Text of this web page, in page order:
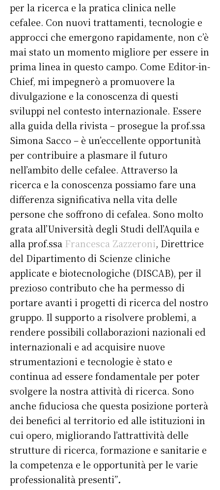
per la ricerca e la pratica clinica nelle
cefalee. Con nuovi trattamenti, tecnologie e
approcci che emergono rapidamente, non c’è
mai stato un momento migliore per essere in
prima linea in questo campo. Come Editor-in-
Chief, mi impegnerò a promuovere la
divulgazione e la conoscenza di questi
sviluppi nel contesto internazionale. Essere
alla guida della rivista – prosegue la prof.ssa
Simona Sacco – è un’eccellente opportunità
per contribuire a plasmare il futuro
nell’ambito delle cefalee. Attraverso la
ricerca e la conoscenza possiamo fare una
differenza significativa nella vita delle
persone che soffrono di cefalea. Sono molto
grata all’Università degli Studi dell’Aquila e
alla prof.ssa Francesca Zazzeroni, Direttrice
del Dipartimento di Scienze cliniche
applicate e biotecnologiche (DISCAB), per il
prezioso contributo che ha permesso di
portare avanti i progetti di ricerca del nostro
gruppo. Il supporto a risolvere problemi, a
rendere possibili collaborazioni nazionali ed
internazionali e ad acquisire nuove
strumentazioni e tecnologie è stato e
continua ad essere fondamentale per poter
svolgere la nostra attività di ricerca. Sono
anche fiduciosa che questa posizione porterà
dei benefici al territorio ed alle istituzioni in
cui opero, migliorando l’attrattività delle
strutture di ricerca, formazione e sanitarie e
la competenza e le opportunità per le varie
professionalità presenti”.